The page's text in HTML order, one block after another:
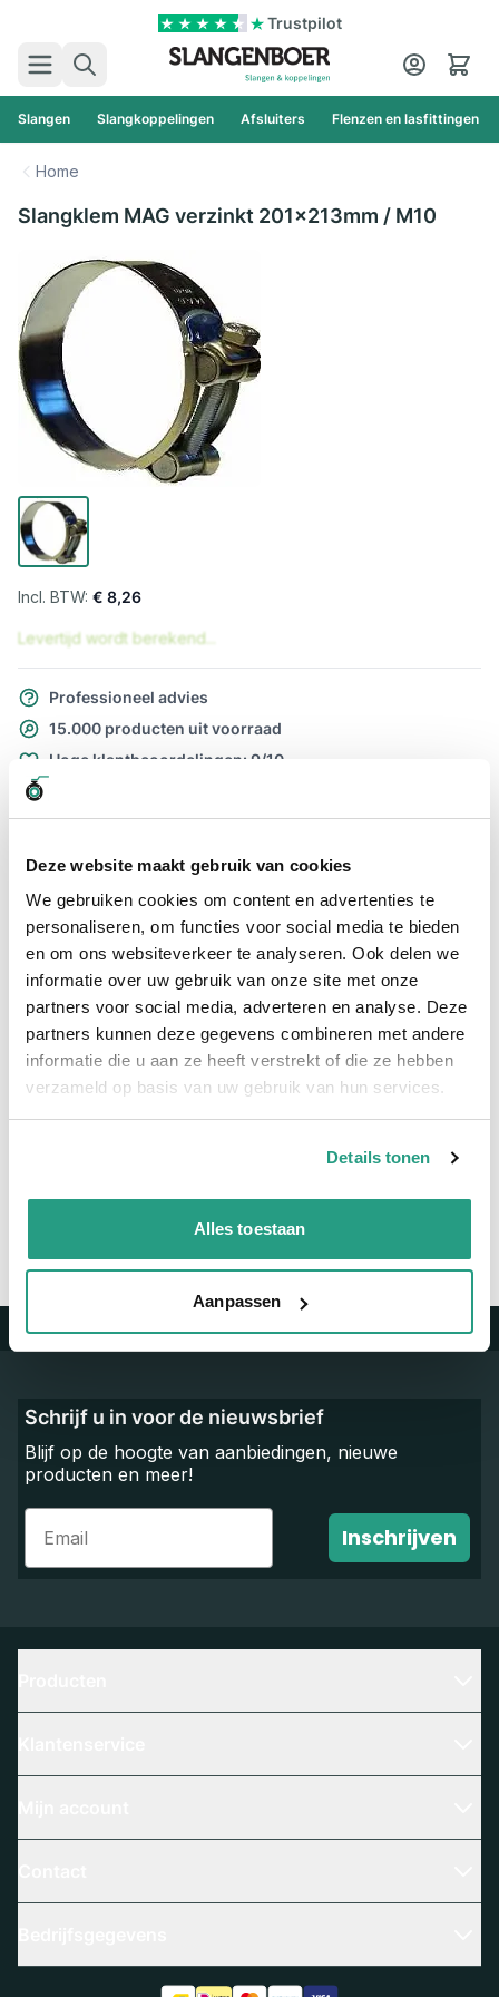
Deze website maakt gebruik van cookies
We gebruiken cookies om content en advertenties te
personaliseren, om functies voor social media te bieden
en om ons websiteverkeer te analyseren. Ook delen we
informatie over uw gebruik van onze site met onze
partners voor social media, adverteren en analyse. Deze
partners kunnen deze gegevens combineren met andere
informatie die u aan ze heeft verstrekt of die ze hebben
verzameld op basis van uw gebruik van hun services.
Details tonen
Alles toestaan
Aanpassen
Trustpilot
Zoek
Cart
Slangen Slangkoppelingen Afsluiters Flenzen en lasfittingen
Home
Slangklem MAG verzinkt 201x213mm / M10
€ 8,26
Levertijd wordt berekend...
Professioneel advies
15.000 producten uit voorraad
Hoge klantbeoordelingen: 9/10
Meer informatie
Maatvoering koppeling 201 x 213mm / M10
Materiaal Verzinkt
We zijn beschikbaar van ma t/m vr van 08:00 tot 17:00 uur.
Trustpilot
Schrijf u in voor de nieuwsbrief
Blijf op de hoogte van aanbiedingen, nieuwe
producten en meer!
Email
Inschrijven